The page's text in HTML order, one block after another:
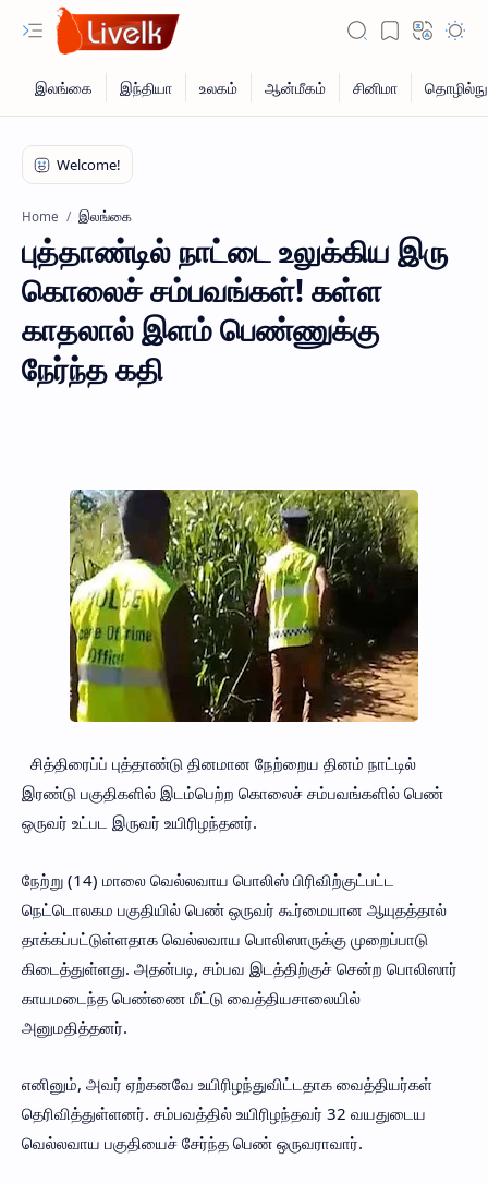
Home இலங்கை
புத்தாண்டில் நாட்டை உலுக்கிய இரு
கொலைச் சம்பவங்கள்! கள்ள
காதலால் இளம் பெண்ணுக்கு
நேர்ந்த கதி
சித்திரைப்ப் புத்தாண்டு தினமான நேற்றைய தினம் நாட்டில்
இரண்டு பகுதிகளில் இடம்பெற்ற கொலைச் சம்பவங்களில் பெண்
ஒருவர் உட்பட இருவர் உயிரிழந்தனர்.
நேற்று (14) மாலை வெல்லவாய பொலிஸ் பிரிவிற்குட்பட்ட
நெட்டொலகம பகுதியில் பெண் ஒருவர் கூர்மையான ஆயுதத்தால்
தாக்கப்பட்டுள்ளதாக வெல்லவாய பொலிஸாருக்கு முறைப்பாடு
கிடைத்துள்ளது. அதன்படி, சம்பவ இடத்திற்குச் சென்ற பொலிஸார்
காயமடைந்த பெண்ணை மீட்டு வைத்தியசாலையில்
அனுமதித்தனர்.
எனினும், அவர் ஏற்கனவே உயிரிழந்துவிட்டதாக வைத்தியர்கள்
தெரிவித்துள்ளனர். சம்பவத்தில் உயிரிழந்தவர் 32 வயதுடைய
வெல்லவாய பகுதியைச் சேர்ந்த பெண் ஒருவராவார்.